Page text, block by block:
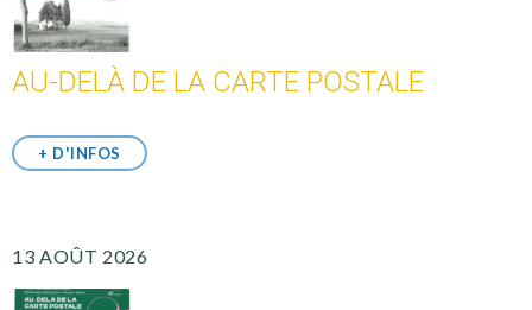
AU-DELÀ DE LA CARTE POSTALE
+ D'INFOS
13 AOÛT 2026